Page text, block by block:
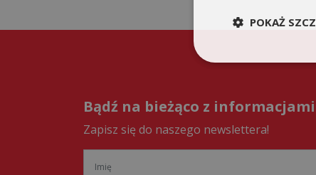
Bądź na bieżąco z
Zapisz się do naszego newslettera!
POKAŻ